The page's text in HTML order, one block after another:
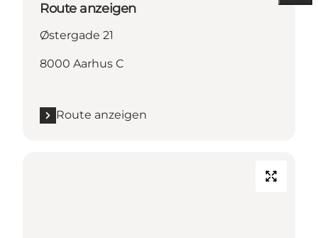
Route anzeigen
Østergade 21
8000 Aarhus C
Route anzeigen